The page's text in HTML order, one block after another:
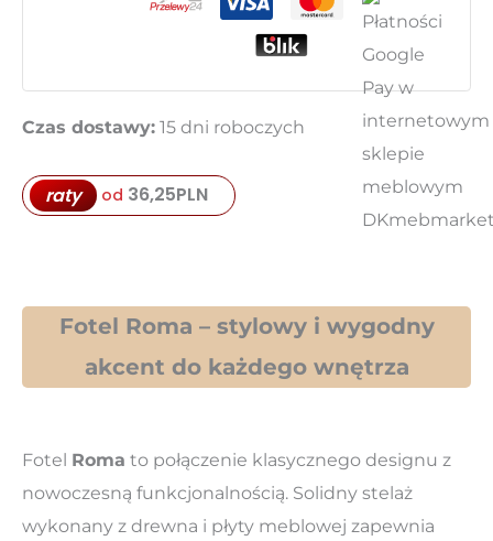
ROMA
Czas dostawy: 15 dni roboczych
raty od 36,25PLN
Fotel Roma – stylowy i wygodny
akcent do każdego wnętrza
Fotel Roma to połączenie klasycznego designu z
nowoczesną funkcjonalnością. Solidny stelaż
wykonany z drewna i płyty meblowej zapewnia